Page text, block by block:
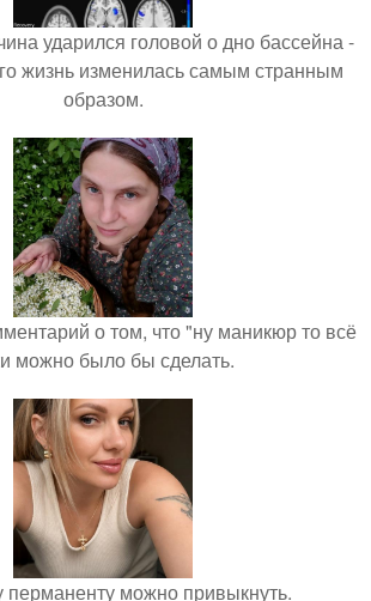
ударился головой о дно бассейна -
жизнь изменилась самым странным
образом.
о том, что "ну маникюр то всё
можно было бы сделать.
перманенту можно привыкнуть.